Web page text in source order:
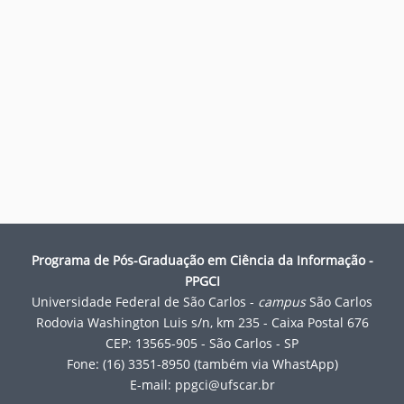
Programa de Pós-Graduação em Ciência da Informação -
PPGCI
Universidade Federal de São Carlos - campusSão Carlos
Rodovia Washington Luis s/n, km 235 - Caixa Postal 676
CEP: 13565-905 - São Carlos - SP
Fone: (16) 3351-8950 (também via WhastApp)
E-mail: ppgci@ufscar.br